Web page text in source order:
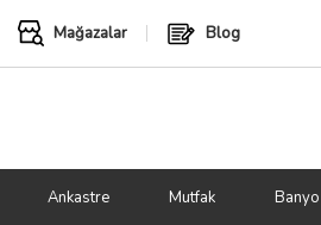
Mağazalar Blog
Ankastre Mutfak Banyo